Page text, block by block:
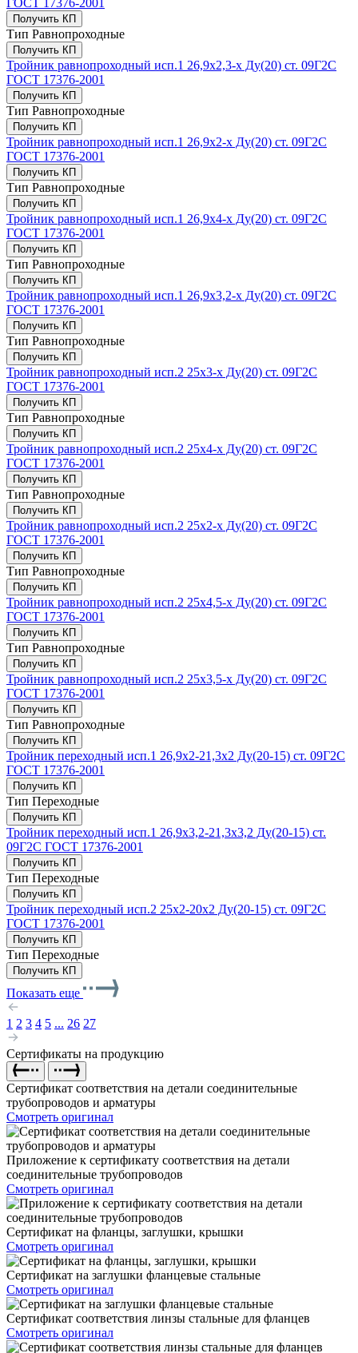
Получить КП
Тип Равнопроходные
Получить КП
Тройник равнопроходный исп.1 26,9х2,3-х Ду(20) ст. 09Г2С
ГОСТ 17376-2001
Получить КП
Тип Равнопроходные
Получить КП
Тройник равнопроходный исп.1 26,9х2-х Ду(20) ст. 09Г2С
ГОСТ 17376-2001
Получить КП
Тип Равнопроходные
Получить КП
Тройник равнопроходный исп.1 26,9х4-х Ду(20) ст. 09Г2С
ГОСТ 17376-2001
Получить КП
Тип Равнопроходные
Получить КП
Тройник равнопроходный исп.1 26,9х3,2-х Ду(20) ст. 09Г2С
ГОСТ 17376-2001
Получить КП
Тип Равнопроходные
Получить КП
Тройник равнопроходный исп.2 25х3-х Ду(20) ст. 09Г2С
ГОСТ 17376-2001
Получить КП
Тип Равнопроходные
Получить КП
Тройник равнопроходный исп.2 25х4-х Ду(20) ст. 09Г2С
ГОСТ 17376-2001
Получить КП
Тип Равнопроходные
Получить КП
Тройник равнопроходный исп.2 25х2-х Ду(20) ст. 09Г2С
ГОСТ 17376-2001
Получить КП
Тип Равнопроходные
Получить КП
Тройник равнопроходный исп.2 25х4,5-х Ду(20) ст. 09Г2С
ГОСТ 17376-2001
Получить КП
Тип Равнопроходные
Получить КП
Тройник равнопроходный исп.2 25х3,5-х Ду(20) ст. 09Г2С
ГОСТ 17376-2001
Получить КП
Тип Равнопроходные
Получить КП
Тройник переходный исп.1 26,9х2-21,3х2 Ду(20-15) ст. 09Г2С
ГОСТ 17376-2001
Получить КП
Тип Переходные
Получить КП
Тройник переходный исп.1 26,9х3,2-21,3х3,2 Ду(20-15) ст.
09Г2С ГОСТ 17376-2001
Получить КП
Тип Переходные
Получить КП
Тройник переходный исп.2 25х2-20х2 Ду(20-15) ст. 09Г2С
ГОСТ 17376-2001
Получить КП
Тип Переходные
Получить КП
Показать еще
1 2 3 4 5 ... 26 27
Сертификаты на продукцию
Сертификат соответствия на детали соединительные
трубопроводов и арматуры
Смотреть оригинал
Приложение к сертификату соответствия на детали
соединительные трубопроводов
Смотреть оригинал
Сертификат на фланцы, заглушки, крышки
Смотреть оригинал
Сертификат на заглушки фланцевые стальные
Смотреть оригинал
Сертификат соответствия линзы стальные для фланцев
Смотреть оригинал